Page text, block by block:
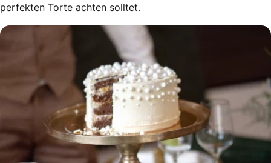
perfekten Torte achten solltet.